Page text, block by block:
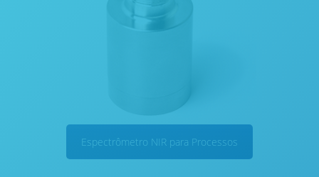
Espectrômetro NIR para Processos